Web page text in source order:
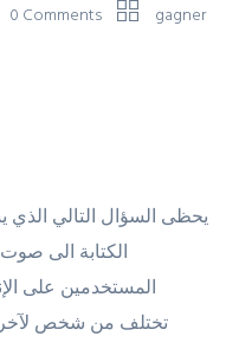
0 Comments
gagner
الكتابة الى
المستخدمين على
تختلف من شخص لآخر